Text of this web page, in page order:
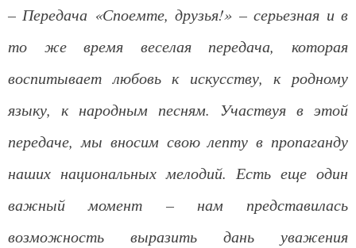
– Передача «Споемте, друзья!» – серьезная и в
то же время веселая передача, которая
воспитывает любовь к искусству, к родному
языку, к народным песням. Участвуя в этой
передаче, мы вносим свою лепту в пропаганду
наших национальных мелодий. Есть еще один
важный момент – нам представилась
возможность выразить дань уважения